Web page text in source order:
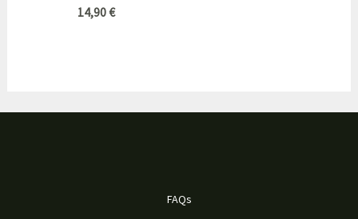
14,90€
FAQs